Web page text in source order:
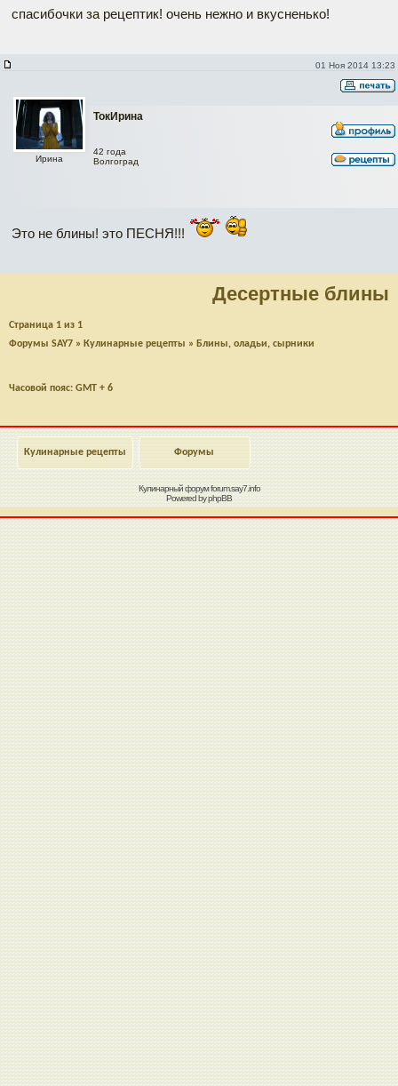
спасибочки за рецептик! очень нежно и вкусненько!
01 Ноя 2014 13:23
ТокИрина
Ирина
42 года
Волгоград
Это не блины! это ПЕСНЯ!!!
Десертные блины
Страница 1 из 1
Форумы SAY7 » Кулинарные рецепты » Блины, оладьи, сырники
Часовой пояс: GMT + 6
Кулинарные рецепты Форумы
Кулинарный форумforum.say7.info
Powered byphpBB